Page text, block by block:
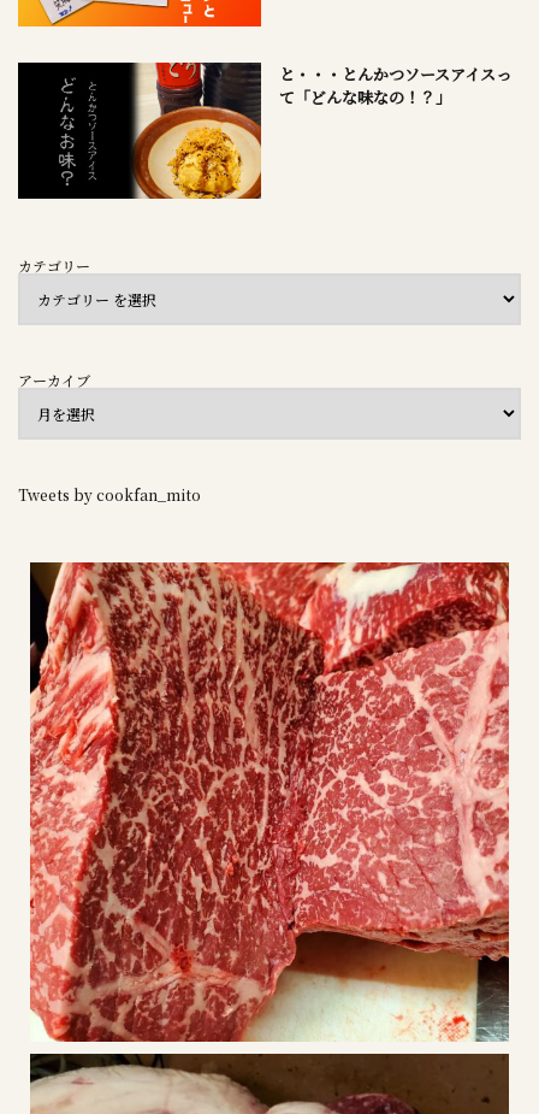
と・・・とんかつソースアイスっ
て「どんな味なの！？」
カテゴリー
アーカイブ
Tweets by cookfan_mito